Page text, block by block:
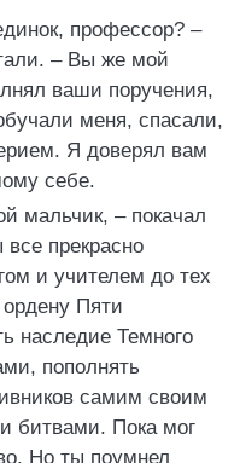
профессор? –
– Вы же мой
ваши поручения,
меня, спасали,
Я доверял вам
себе.
мальчик, – покачал
прекрасно
и учителем до тех
Пяти
наследие Темного
пополнять
самим своим
битвами. Пока мог
Но ты поумнел